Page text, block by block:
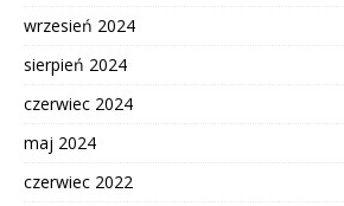
wrzesień 2024
sierpień 2024
czerwiec 2024
maj 2024
czerwiec 2022